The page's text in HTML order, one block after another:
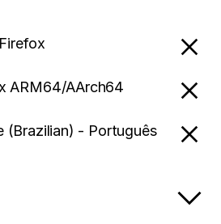
Firefox
ARM64/AArch64
(Brazilian) - Português